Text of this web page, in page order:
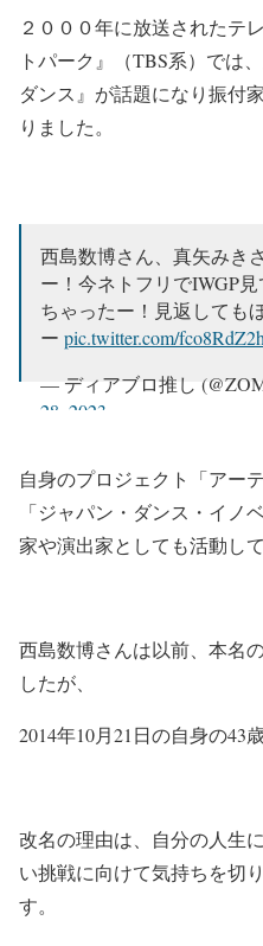
２０００年に放送されたテ
トパーク』（TBS系）では
ダンス』が話題になり振付
りました。
西島数博さん、真矢みき
ー！今ネトフリでIWGP
ちゃったー！見返しても
ー pic.twitter.com/
— ディアブロ推し
28, 2023
自身のプロジェクト「アー
「ジャパン・ダンス・イノ
家や演出家としても活動して
西島数博さんは以前、本名
したが、
2014年10月21日の自身の43
改名の理由は、自分の人生
い挑戦に向けて気持ちを切
す。